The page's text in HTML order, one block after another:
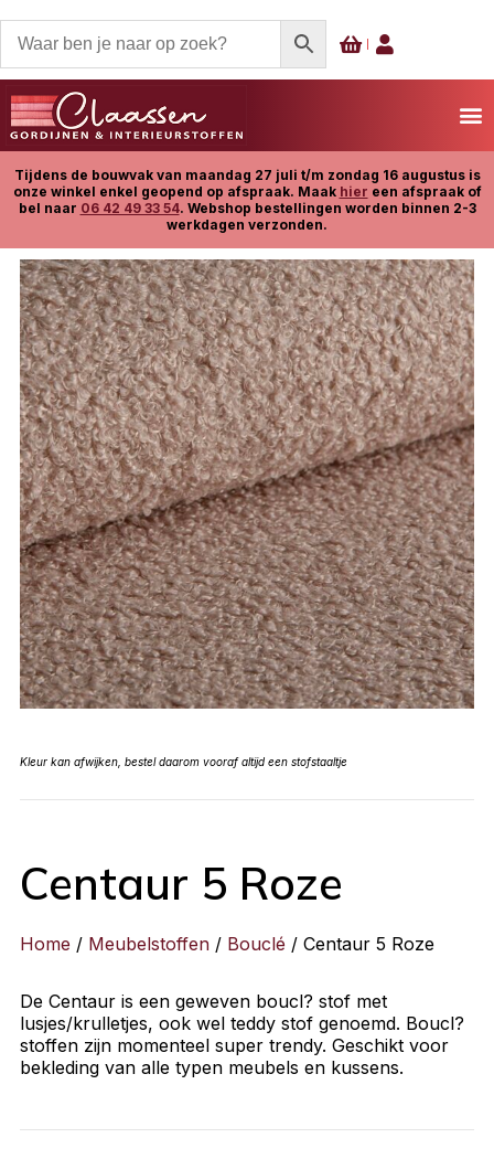
Tijdens de bouwvak van maandag 27 juli t/m zondag 16 augustus is
onze winkel enkel geopend op afspraak. Maak hier een afspraak of
bel naar 06 42 49 33 54. Webshop bestellingen worden binnen 2-3
werkdagen verzonden.
Kleur kan afwijken, bestel daarom vooraf altijd een stofstaaltje
Centaur 5 Roze
Home / Meubelstoffen / Bouclé / Centaur 5 Roze
De Centaur is een geweven boucl? stof met
lusjes/krulletjes, ook wel teddy stof genoemd. Boucl?
stoffen zijn momenteel super trendy. Geschikt voor
bekleding van alle typen meubels en kussens.